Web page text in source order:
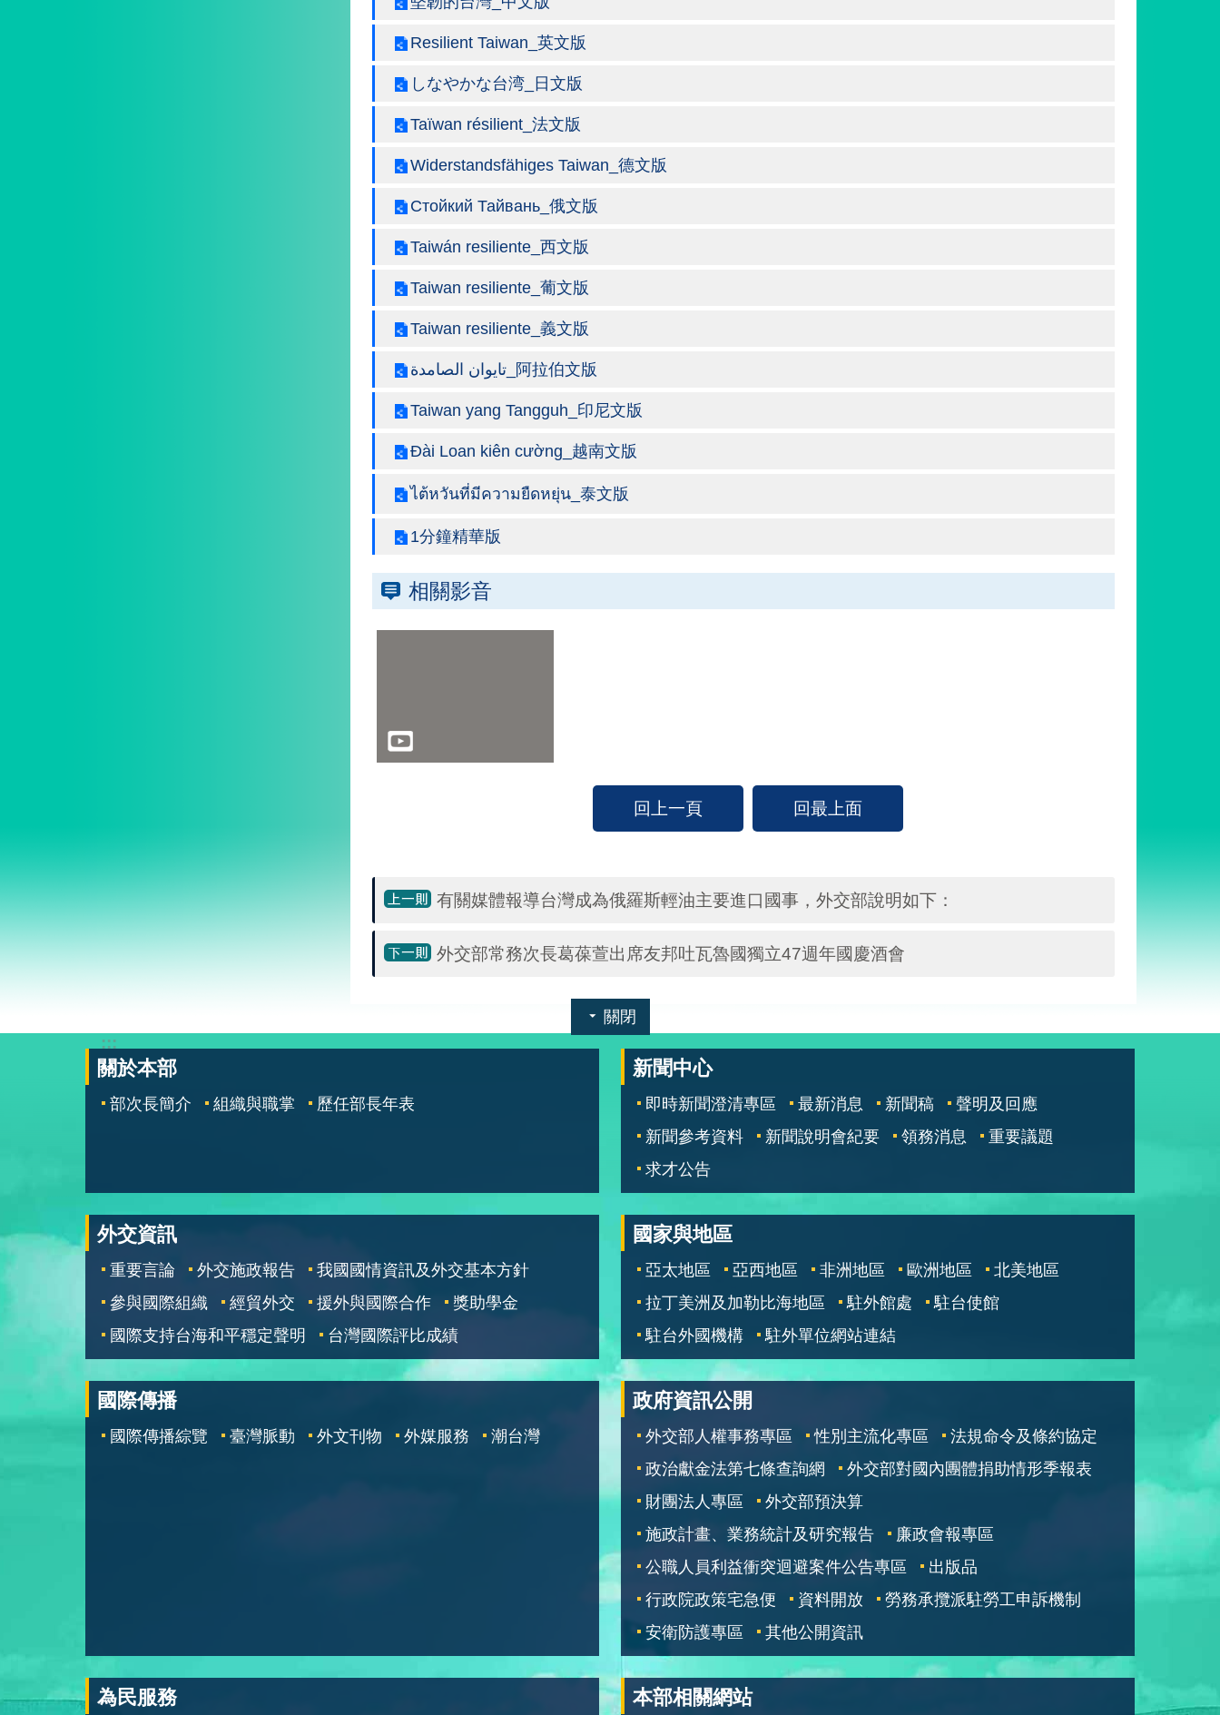
Resilient Taiwan_英文版
しなやかな台湾_日文版
Taïwan résilient_法文版
Widerstandsfähiges Taiwan_德文版
Стойкий Тайвань_俄文版
Taiwán resiliente_西文版
Taiwan resiliente_葡文版
Taiwan resiliente_義文版
تايوان الصامدة_阿拉伯文版
Taiwan yang Tangguh_印尼文版
Đài Loan kiên cường_越南文版
ไต้หวันที่มีความยืดหยุ่น_泰文版
1分鐘精華版
相關影音
回上一頁 回最上面
有關媒體報導台灣成為俄羅斯輕油主要進口國事，外交部說明如下：
外交部常務次長葛葆萱出席友邦吐瓦魯國獨立47週年國慶酒會
關閉
:::
關於本部
部次長簡介 組織與職掌 歷任部長年表
新聞中心
即時新聞澄清專區 最新消息 新聞稿
聲明及回應
新聞參考資料
新聞說明會紀要 領務消息
重要議題
求才公告
外交資訊
重要言論 外交施政報告
我國國情資訊及外交基本方針
參與國際組織
經貿外交 援外與國際合作
獎助學金
國際支持台海和平穩定聲明
台灣國際評比成績
國家與地區
亞太地區 亞西地區 非洲地區 歐洲地區
北美地區
拉丁美洲及加勒比海地區
駐外館處
駐台使館
駐台外國機構
駐外單位網站連結
國際傳播
國際傳播綜覽 臺灣脈動 外文刊物 外媒服務 潮台灣
政府資訊公開
外交部人權事務專區 性別主流化專區
法規命令及條約協定
政治獻金法第七條查詢網
外交部對國內團體捐助情形季報表
財團法人專區
外交部預決算
施政計畫、業務統計及研究報告
廉政會報專區
公職人員利益衝突迴避案件公告專區
出版品
行政院政策宅急便
資料開放
勞務承攬派駐勞工申訴機制
安衛防護專區
其他公開資訊
為民服務 本部相關網站